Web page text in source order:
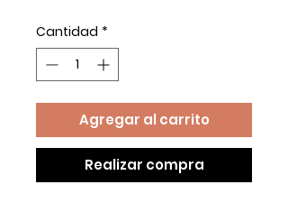
Cantidad *
Agregar al carrito
Realizar compra